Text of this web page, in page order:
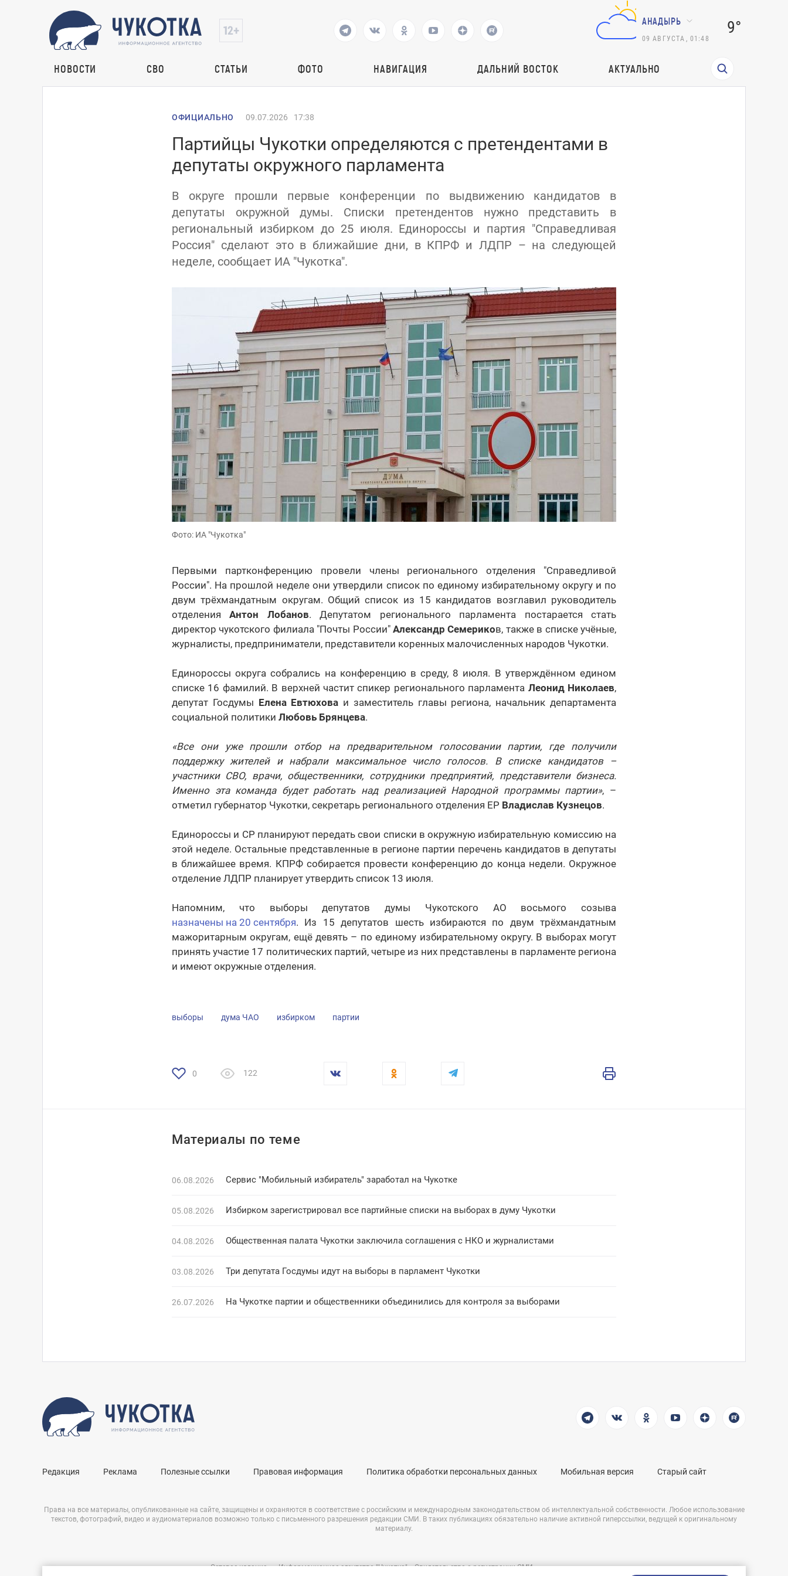
АНАДЫРЬ
09 АВГУСТА 01:48
9°
НОВОСТИ СВО СТАТЬИ ФОТО НАВИГАЦИЯ ДАЛЬНИЙ ВОСТОК АКТУАЛЬНО
ОФИЦИАЛЬНО 09.07.2026 17:38
Партийцы Чукотки определяются с претендентами в
депутаты окружного парламента
В округе прошли первые конференции по выдвижению кандидатов в
депутаты окружной думы. Списки претендентов нужно представить в
региональный избирком до 25 июля. Единороссы и партия "Справедливая
Россия" сделают это в ближайшие дни, в КПРФ и ЛДПР – на следующей
неделе, сообщает ИА "Чукотка".
Фото: ИА "Чукотка"
Первыми партконференцию провели члены регионального отделения "Справедливой
России". На прошлой неделе они утвердили список по единому избирательному округу и по
двум трёхмандатным округам. Общий список из 15 кандидатов возглавил руководитель
отделенияАнтон Лобанов. Депутатом регионального парламента постарается стать
директор чукотского филиала "Почты России" Александр Семериков, также в списке учёные,
журналисты, предприниматели, представители коренных малочисленных народов Чукотки.
Единороссы округа собрались на конференцию в среду, 8 июля. В утверждённом едином
списке 16 фамилий. В верхней частит спикер регионального парламента Леонид Николаев,
депутат Госдумы Елена Евтюхова и заместитель главы региона, начальник департамента
социальной политики Любовь Брянцева.
«Все они уже прошли отбор на предварительном голосовании партии, где получили
поддержку жителей и набрали максимальное число голосов. В списке кандидатов –
участники СВО, врачи, общественники, сотрудники предприятий, представители бизнеса.
Именно эта команда будет работать над реализацией Народной программы партии», –
отметил губернатор Чукотки, секретарь регионального отделения ЕР Владислав Кузнецов.
Единороссы и СР планируют передать свои списки в окружную избирательную комиссию на
этой неделе. Остальные представленные в регионе партии перечень кандидатов в депутаты
в ближайшее время. КПРФ собирается провести конференцию до конца недели. Окружное
отделение ЛДПР планирует утвердить список 13 июля.
Напомним, что выборы депутатов думы Чукотского АО восьмого созыва
назначены на 20 сентября. Из 15 депутатов шесть избираются по двум трёхмандатным
мажоритарным округам, ещё девять – по единому избирательному округу. В выборах могут
принять участие 17 политических партий, четыре из них представлены в парламенте региона
и имеют окружные отделения.
выборы дума ЧАО избирком партии
0 122
Материалы по теме
06.08.2026 Сервис "Мобильный избиратель" заработал на Чукотке
05.08.2026 Избирком зарегистрировал все партийные списки на выборах в думу Чукотки
04.08.2026 Общественная палата Чукотки заключила соглашения с НКО и журналистами
03.08.2026 Три депутата Госдумы идут на выборы в парламент Чукотки
26.07.2026 На Чукотке партии и общественники объединились для контроля за выборами
Редакция Реклама Полезные ссылки Правовая информация Политика обработки персональных данных Мобильная версия Старый сайт
Права на все материалы, опубликованные на сайте, защищены и охраняются в соответствие с российским и международным законодательством об интеллектуальной собственности. Любое использование
текстов, фотографий, видео и аудиоматериалов возможно только с письменного разрешения редакции СМИ. В таких публикациях обязательно наличие активной гиперссылки, ведущей к оригинальному
материалу.
Сетевое издание – «Информационное агентство "Чукотка"». Свидетельство о регистрации СМИ